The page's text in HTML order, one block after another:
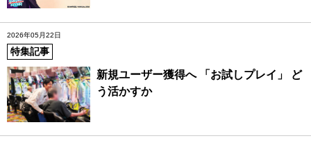
2026年05月22日
特集記事
新規ユーザー獲得へ 「お試しプレイ」 ど
う活かすか